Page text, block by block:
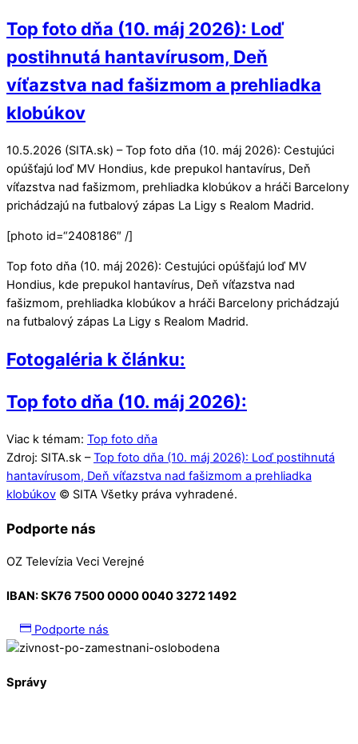
Top foto dňa (10. máj 2026): Loď
postihnutá hantavírusom, Deň
víťazstva nad fašizmom a prehliadka
klobúkov
10.5.2026 (SITA.sk) – Top foto dňa (10. máj 2026): Cestujúci
opúšťajú loď MV Hondius, kde prepukol hantavírus, Deň
víťazstva nad fašizmom, prehliadka klobúkov a hráči Barcelony
prichádzajú na futbalový zápas La Ligy s Realom Madrid.
[photo id=“2408186″ /]
Top foto dňa (10. máj 2026): Cestujúci opúšťajú loď MV
Hondius, kde prepukol hantavírus, Deň víťazstva nad
fašizmom, prehliadka klobúkov a hráči Barcelony prichádzajú
na futbalový zápas La Ligy s Realom Madrid.
Fotogaléria k článku:
Top foto dňa (10. máj 2026):
Viac k témam: Top foto dňa
Zdroj: SITA.sk –Top foto dňa (10. máj 2026): Loď postihnutá
hantavírusom, Deň víťazstva nad fašizmom a prehliadka
klobúkov © SITA Všetky práva vyhradené.
Podporte nás
OZ Televízia Veci Verejné
IBAN:SK76 7500 0000 0040 3272 1492
Podporte nás
Správy